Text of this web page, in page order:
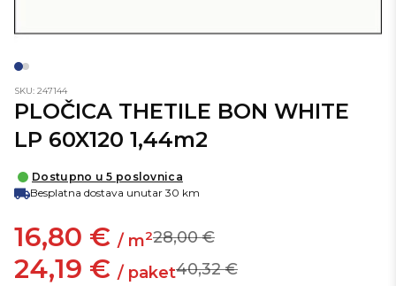
SKU: 247144
PLOČICA THETILE BON WHITE
LP 60X120 1,44m2
Dostupno u 5 poslovnica
Besplatna dostava unutar 30 km
16,80 € / m228,00 €
24,19 € / paket40,32 €